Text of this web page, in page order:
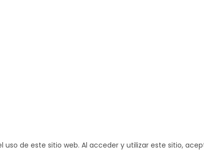
de este sitio web. Al acceder y utilizar este sitio,